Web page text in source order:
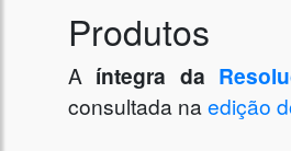
Produtos
A íntegra da
consultada naedição